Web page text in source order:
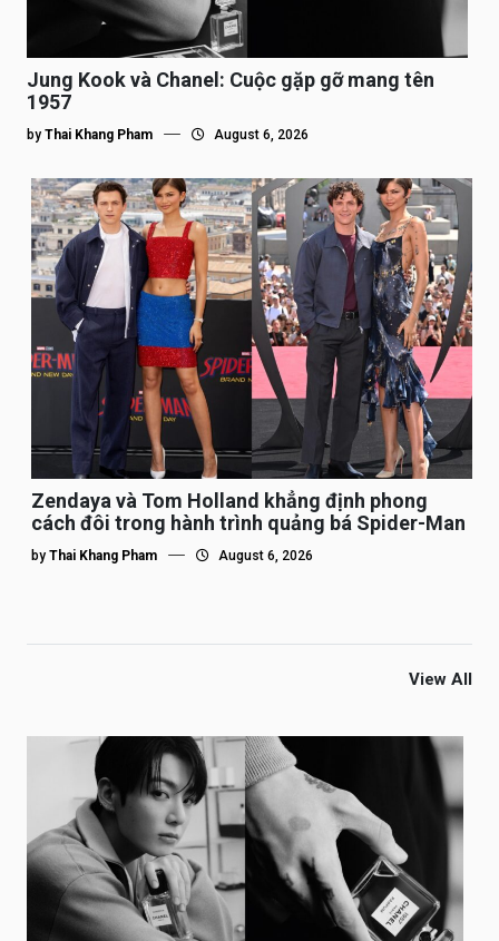
Jung Kook và Chanel: Cuộc gặp gỡ mang tên
1957
by Thai Khang Pham August 6, 2026
Zendaya và Tom Holland khẳng định phong
cách đôi trong hành trình quảng bá Spider-Man
by Thai Khang Pham August 6, 2026
View All